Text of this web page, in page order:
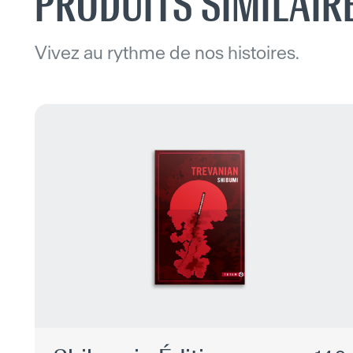
Vivez au rythme de nos histoires.